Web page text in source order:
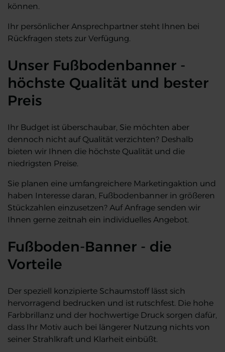
können.
Ihr persönlicher Ansprechpartner steht Ihnen bei
Rückfragen stets zur Verfügung.
Unser Fußbodenbanner -
höchste Qualität und bester
Preis
Ihr Budget ist überschaubar, Sie möchten aber
dennoch nicht auf Qualität verzichten? Deshalb
bieten wir Ihnen die höchste Qualität und die
niedrigsten Preise.
Sie planen eine umfangreichere Marketingaktion und
haben Interesse daran, Fußbodenbanner in größeren
Stückzahlen einzusetzen? Auf Anfrage senden wir
Ihnen gerne zeitnah ein individuelles Angebot.
Fußboden-Banner - die
Vorteile
Der speziell konzipierte Schaumstoff lässt sich
hervorragend bedrucken und ist rutschfest. Die hohe
Farbbrillanz und der hochwertige Druck sorgen dafür,
dass Ihr Motiv auch bei längerer Nutzung nichts von
seiner Strahlkraft und Klarheit einbüßt.